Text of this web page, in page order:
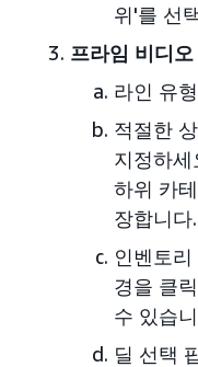
위'를 선
프라임 비디
라인 유
적절한
지정하
하위 카
장합니다.
인벤토
경을 클
수 있습
딜 선택